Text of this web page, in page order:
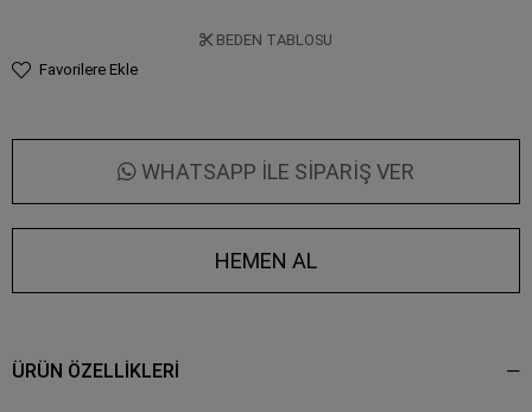
BEDEN TABLOSU
Favorilere Ekle
WHATSAPP İLE SİPARİŞ VER
ÜRÜN ÖZELLIKLERI